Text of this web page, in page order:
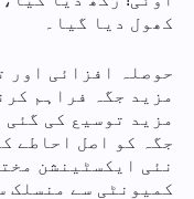
کھول دیا گیا۔
حوصلہ افزائی اور
مزید توسیع کی
جگہ کو اصل احاطے
نئی ایکسٹینشن
کمیونٹی سے منسلک